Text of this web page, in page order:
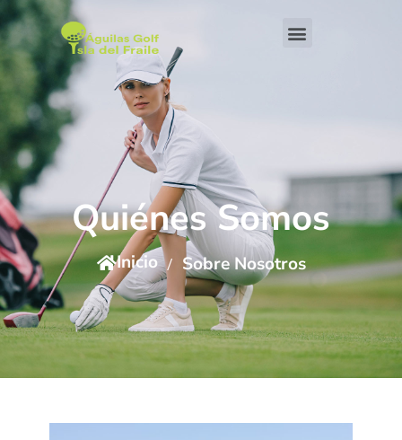
Quiénes Somos
Inicio / Sobre Nosotros